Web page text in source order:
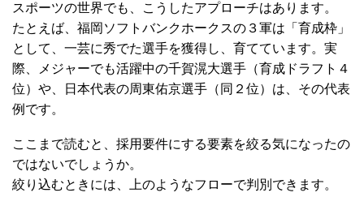
スポーツの世界でも、こうしたアプローチはあります。
たとえば、福岡ソフトバンクホークスの３軍は「育成枠」
として、一芸に秀でた選手を獲得し、育てています。実
際、メジャーでも活躍中の千賀滉大選手（育成ドラフト４
位）や、日本代表の周東佑京選手（同２位）は、その代表
例です。
ここまで読むと、採用要件にする要素を絞る気になったの
ではないでしょうか。
絞り込むときには、上のようなフローで判別できます。